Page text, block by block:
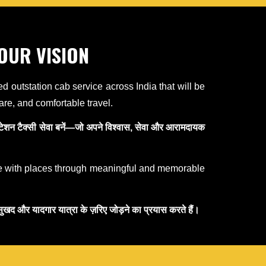
VISION
outstation cab service across India that will be
and comfortable travel.
टैक्सी सेवा बनें—जो अपने विश्वास, सेवा और आरामदायक
with places through meaningful and memorable
और यादगार यात्रा के ज़रिए जोड़ने का प्रयास करते हैं।